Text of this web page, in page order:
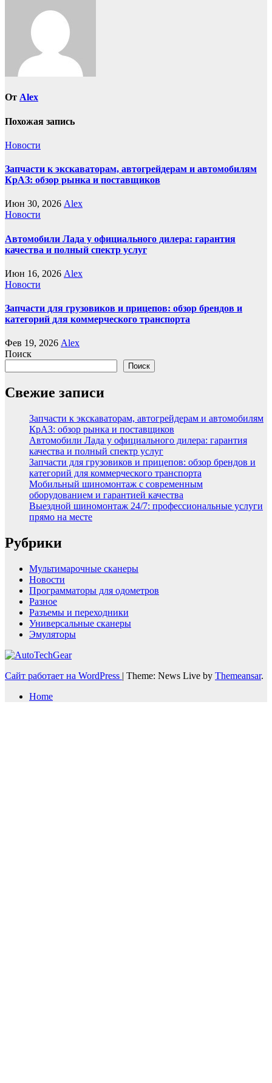
От Alex
Похожая запись
Новости
Запчасти к экскаваторам, автогрейдерам и автомобилям
КрАЗ: обзор рынка и поставщиков
Июн 30, 2026 Alex
Новости
Автомобили Лада у официального дилера: гарантия
качества и полный спектр услуг
Июн 16, 2026 Alex
Новости
Запчасти для грузовиков и прицепов: обзор брендов и
категорий для коммерческого транспорта
Фев 19, 2026 Alex
Поиск
Поиск
Свежие записи
Запчасти к экскаваторам, автогрейдерам и автомобилям
КрАЗ: обзор рынка и поставщиков
Автомобили Лада у официального дилера: гарантия
качества и полный спектр услуг
Запчасти для грузовиков и прицепов: обзор брендов и
категорий для коммерческого транспорта
Мобильный шиномонтаж с современным
оборудованием и гарантией качества
Выездной шиномонтаж 24/7: профессиональные услуги
прямо на месте
Рубрики
Мультимарочные сканеры
Новости
Программаторы для одометров
Разное
Разъемы и переходники
Универсальные сканеры
Эмуляторы
Сайт работает на WordPress | Theme: News Live by Themeansar.
Home